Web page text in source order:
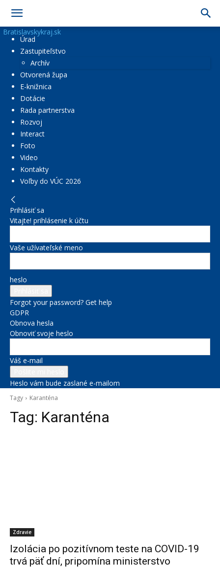
Bratislavskykraj.sk
Úrad
Zastupiteľstvo
Archív
Otvorená župa
E-knižnica
Dotácie
Rada partnerstva
Rozvoj
Interact
Foto
Video
Kontakty
Voľby do VÚC 2026
Prihlásiť sa
Vitajte! prihlásenie k účtu
Vaše užívateľské meno
heslo
Forgot your password? Get help
GDPR
Obnova hesla
Obnoviť svoje heslo
Váš e-mail
Heslo vám bude zaslané e-mailom
Tagy Karanténa
Tag: Karanténa
Zdravie
Izolácia po pozitívnom teste na COVID-19
trvá päť dní, pripomína ministerstvo